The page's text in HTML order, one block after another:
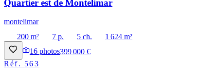
Quartier est de Montelimar
montelimar
200 m²
7 p. 5 ch.
1 624 m²
16 photos399 000 €
Réf. 563